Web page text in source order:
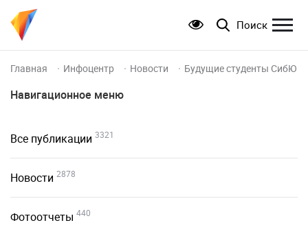
Поиск
Главная Инфоцентр Новости Будущие студенты
Навигационное меню
Все публикации 3321
Новости 2878
Фотоотчеты 440